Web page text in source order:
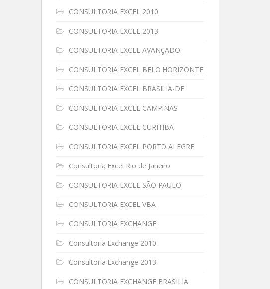
CONSULTORIA EXCEL 2010
CONSULTORIA EXCEL 2013
CONSULTORIA EXCEL AVANÇADO
CONSULTORIA EXCEL BELO HORIZONTE
CONSULTORIA EXCEL BRASILIA-DF
CONSULTORIA EXCEL CAMPINAS
CONSULTORIA EXCEL CURITIBA
CONSULTORIA EXCEL PORTO ALEGRE
Consultoria Excel Rio de Janeiro
CONSULTORIA EXCEL SÃO PAULO
CONSULTORIA EXCEL VBA
CONSULTORIA EXCHANGE
Consultoria Exchange 2010
Consultoria Exchange 2013
CONSULTORIA EXCHANGE BRASILIA